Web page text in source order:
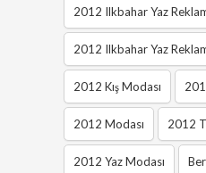
2012 Ilkbahar Yaz
2012 Ilkbahar Yaz
2012 Kış Modası
2012 Modası 2012
2012 Yaz Modası